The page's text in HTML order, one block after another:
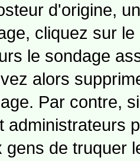
d'origine,
cliquez sur
le sondage
alors
Par contre,
administrateurs
gens de truquer